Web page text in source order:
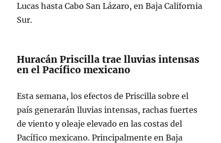
Lucas hasta Cabo San Lázaro, en Baja California
Sur.
Huracán Priscilla trae lluvias intensas
en el Pacífico mexicano
Esta semana, los efectos de Priscilla sobre el
país generarán lluvias intensas, rachas fuertes
de viento y oleaje elevado en las costas del
Pacífico mexicano. Principalmente en Baja